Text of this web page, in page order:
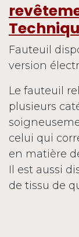
Fauteuil
version
Le fauteuil
plusieurs
celui qui
en matière
Il est aussi
de tissu de